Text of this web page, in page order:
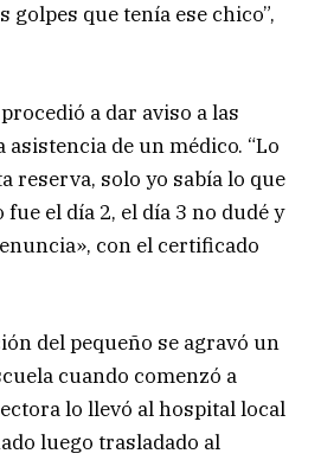
golpes que tenía ese chico”,
a dar aviso a las
de un médico. “Lo
reserva, solo yo sabía lo que
fue el día 2, el día 3 no dudé y
con el certificado
del pequeño se agravó un
cuando comenzó a
lo llevó al hospital local
luego trasladado al